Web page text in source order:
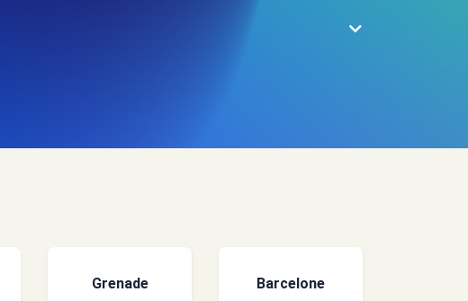
Grenade Barcelone